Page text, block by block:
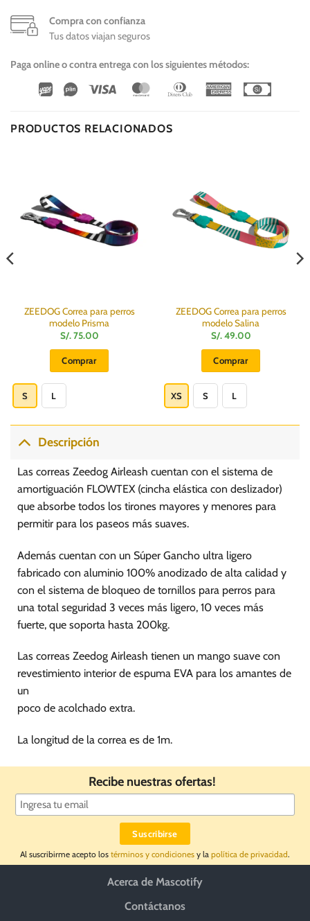
Compra con confianza
Tus datos viajan seguros
Paga online o contra entrega con los siguientes métodos:
Wirecard
Vipps Visa MasterCardDinners
American
PRODUCTOS RELACIONADOS
ZEEDOG Correa para perros
modelo Prisma
S/.75.00
Comprar
variantes.
opciones
pueden
elegir
en
página
S L
ZEEDOG Correa para perros
modelo Salina
S/.49.00
Comprar
producto
tiene
opciones
pueden
elegir
página
de
XS S L
Descripción
Las correas Zeedog Airleash cuentan con el sistema de
amortiguación FLOWTEX (cincha elástica con deslizador)
que absorbe todos los tirones mayores y menores para
permitir para los paseos más suaves.
Además cuentan con un Súper Gancho ultra ligero
fabricado con aluminio 100% anodizado de alta calidad y
con el sistema de bloqueo de tornillos para perros para
una total seguridad 3 veces más ligero, 10 veces más
fuerte, que soporta hasta 200kg.
Las correas Zeedog Airleash tienen un mango suave con
revestimiento interior de espuma EVA para los amantes de
un
poco de acolchado extra.
La longitud de la correa es de 1m.
Recibe nuestras ofertas!
Al suscribirme acepto los términos y condiciones y la política de privacidad.
Acerca de Mascotify
Contáctanos